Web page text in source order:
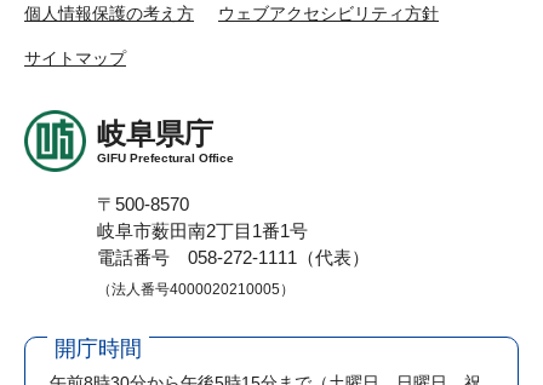
個人情報保護の考え方 ウェブアクセシビリティ方針
サイトマップ
岐阜県庁
GIFU Prefectural Office
〒500-8570
岐阜市薮田南2丁目1番1号
電話番号 058-272-1111（代表）
（法人番号4000020210005）
開庁時間